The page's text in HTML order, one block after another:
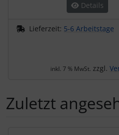
Details
Lieferzeit: 5-6 Arbeitstage
inkl. 7 % MwSt. zzgl.
Zuletzt